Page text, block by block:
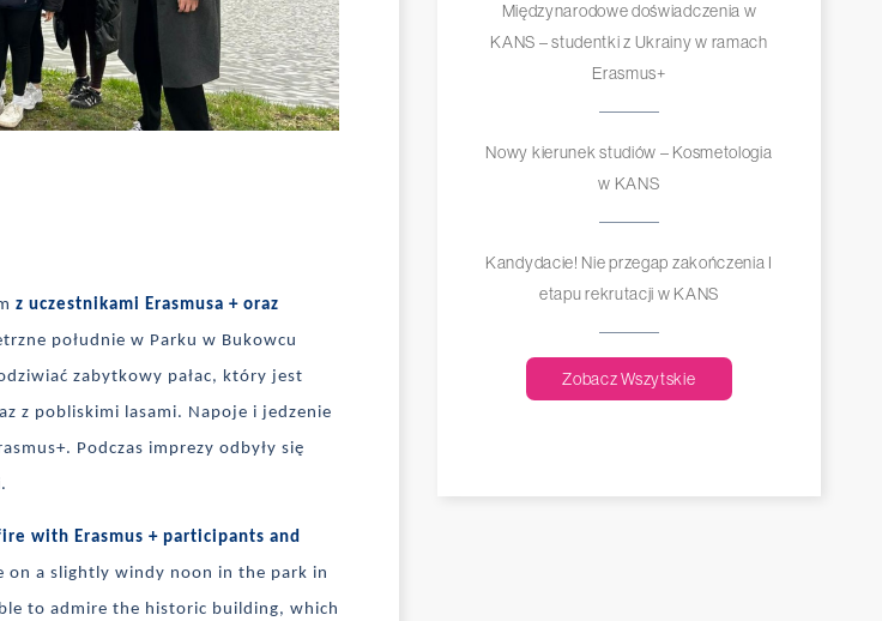
Międzynarodowe doświadczenia w
KANS – studentki z Ukrainy w ramach
Erasmus+
Nowy kierunek studiów – Kosmetologia
w KANS
Kandydacie! Nie przegap zakończenia I
etapu rekrutacji w KANS
Zobacz Wszytskie
z uczestnikami Erasmusa + oraz
południe w Parku w Bukowcu
zabytkowy pałac, który jest
z pobliskimi lasami. Napoje i jedzenie
Podczas imprezy odbyły się
with Erasmus + participants and
on a slightly windy noon in the park in
to admire the historic building, which